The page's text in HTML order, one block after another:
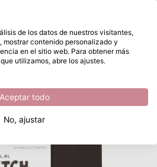
desde stock
Journal notebook A5
notebook A5
de los datos de nuestros visitantes,
mostrar contenido personalizado y
en el sitio web. Para obtener más
utilizamos, abre los ajustes.
Aceptar todo
No, ajustar